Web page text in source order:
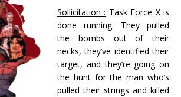
Sollicitation : Task Force X is
done running. They pulled
the bombs out of their
necks, they’ve identified their
target, and they’re going on
the hunt for the man who’s
pulled their strings and killed